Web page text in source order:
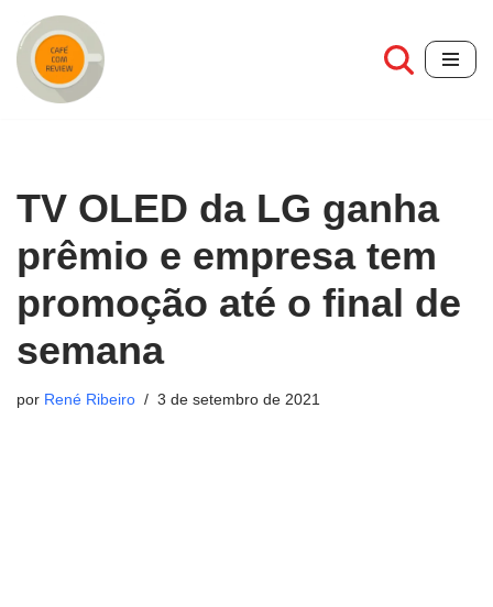
Pular
para
TV OLED da LG ganha
prêmio e empresa tem
promoção até o final de
semana
por René Ribeiro 3 de setembro de 2021